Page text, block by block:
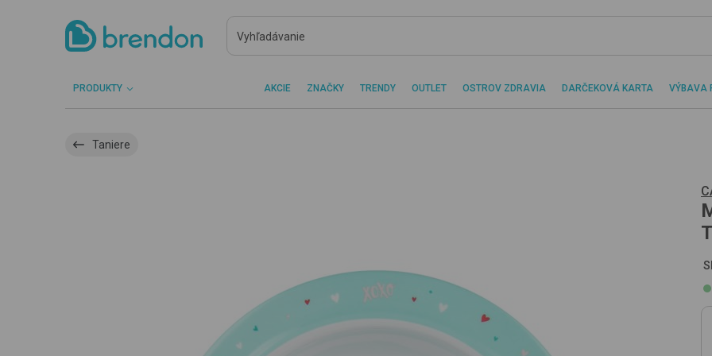
PRODUKTY AKCIE ZNAČKY TRENDY OUTLET OSTROV ZDRAVIA DARČEKOVÁ KARTA VÝBAVA
Taniere